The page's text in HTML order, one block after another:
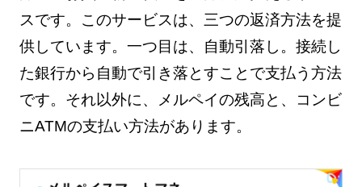
スです。このサービスは、三つの返済方法を提
供しています。一つ目は、自動引落し。接続し
た銀行から自動で引き落とすことで支払う方法
です。それ以外に、メルペイの残高と、コンビ
ニATMの支払い方法があります。